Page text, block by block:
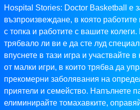
Hospital Stories: Doctor Basketball е
възпроизвеждане, в която
с топка и работите с вашите
трябвало ли ви е да сте луд
впуснете в тази игра и участвайте
от малки игри, в които трябва да
прекомерни заболявания на
приятели и семейство. Напълнете
елиминирайте томахавките,